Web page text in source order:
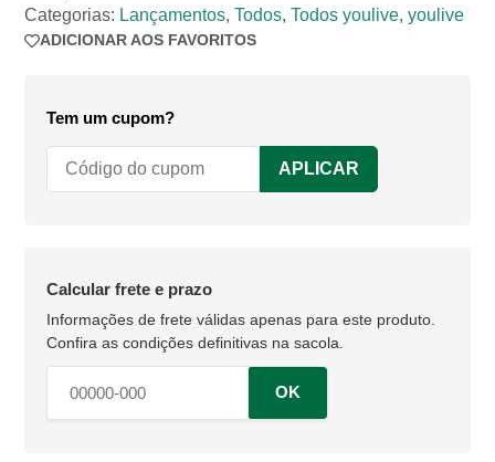
Categorias: Lançamentos,Todos,Todos youlive,youlive
ADICIONAR AOS FAVORITOS
Tem um cupom?
APLICAR
Calcular frete e prazo
OK